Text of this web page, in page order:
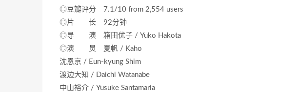
◎豆瓣评分 7.1/10 from 2,554 users
◎片 长 92分钟
◎导 演 箱田优子 / Yuko Hakota
◎演 员 夏帆 / Kaho
沈恩京 / Eun-kyung Shim
渡边大知 / Daichi Watanabe
中山裕介 / Yusuke Santamaria